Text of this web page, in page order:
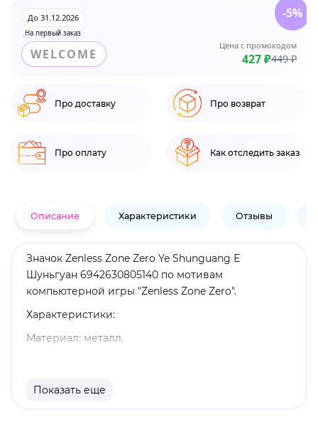
На первый заказ
До 31.12.2026
WELCOME
Цена с промокодом
427 ₽449 ₽
-5%
Про доставку Про возврат
Про оплату Как отследить заказ
Описание Характеристики Отзывы
Значок Zenless Zone Zero Ye Shunguang Е
Шуньгуан 6942630805140 по мотивам
компьютерной игры "Zenless Zone Zero".
Характеристики:
Материал: металл.
Оригинальный и официально лицензированный
Показать еще